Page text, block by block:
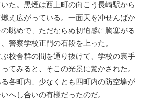
た。黒煙は西上町の向こう長崎駅から
え広がっている。一面天を冲せんばか
眺めで、ただならぬ切迫感に胸塞がる
警察学校正門の石段を上った。
校舎群の間を通り抜けて、学校の裏手
てみると、そこの光景に驚かされた。
各町内、少なくとも四町内の防空壕が
へし合いの有様だったのだ。